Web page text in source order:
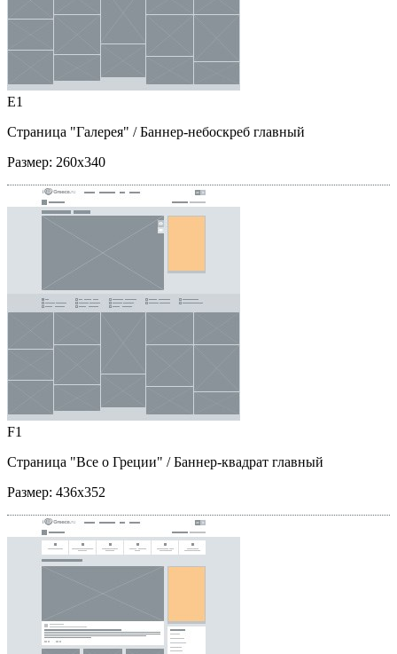
E1
Страница "Галерея" / Баннер-небоскреб главный
Размер: 260x340
F1
Страница "Все о Греции" / Баннер-квадрат главный
Размер: 436x352